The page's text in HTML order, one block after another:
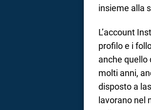
insieme alla
L’account
profilo e i
anche quello
molti anni,
disposto a
lavorano nel